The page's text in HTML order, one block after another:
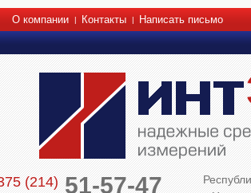
О компании Контакты
Написать письмо
(214) 51-57-47